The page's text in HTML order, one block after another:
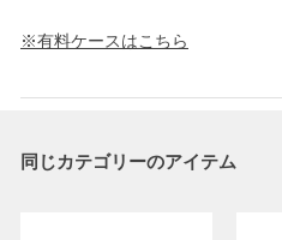
※有料ケースはこちら
同じカテゴリーのアイテム